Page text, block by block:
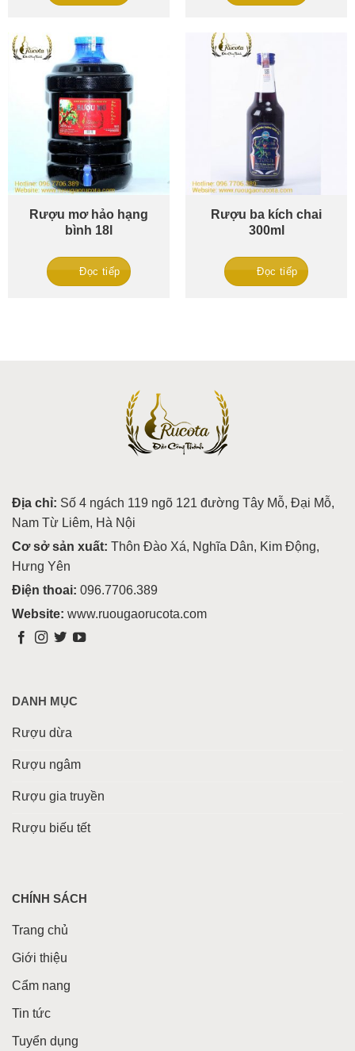
Rượu mơ hảo hạng
bình 18l
Đọc tiếp
Rượu ba kích chai
300ml
Đọc tiếp
Địa chỉ: Số 4 ngách 119 ngõ 121 đường Tây Mỗ, Đại Mỗ,
Nam Từ Liêm, Hà Nội
Cơ sở sản xuất: Thôn Đào Xá, Nghĩa Dân, Kim Động,
Hưng Yên
Điện thoai: 096.7706.389
Website: www.ruougaorucota.com
DANH MỤC
Rượu dừa
Rượu ngâm
Rượu gia truyền
Rượu biếu tết
CHÍNH SÁCH
Trang chủ
Giới thiệu
Cẩm nang
Tin tức
Tuyển dụng